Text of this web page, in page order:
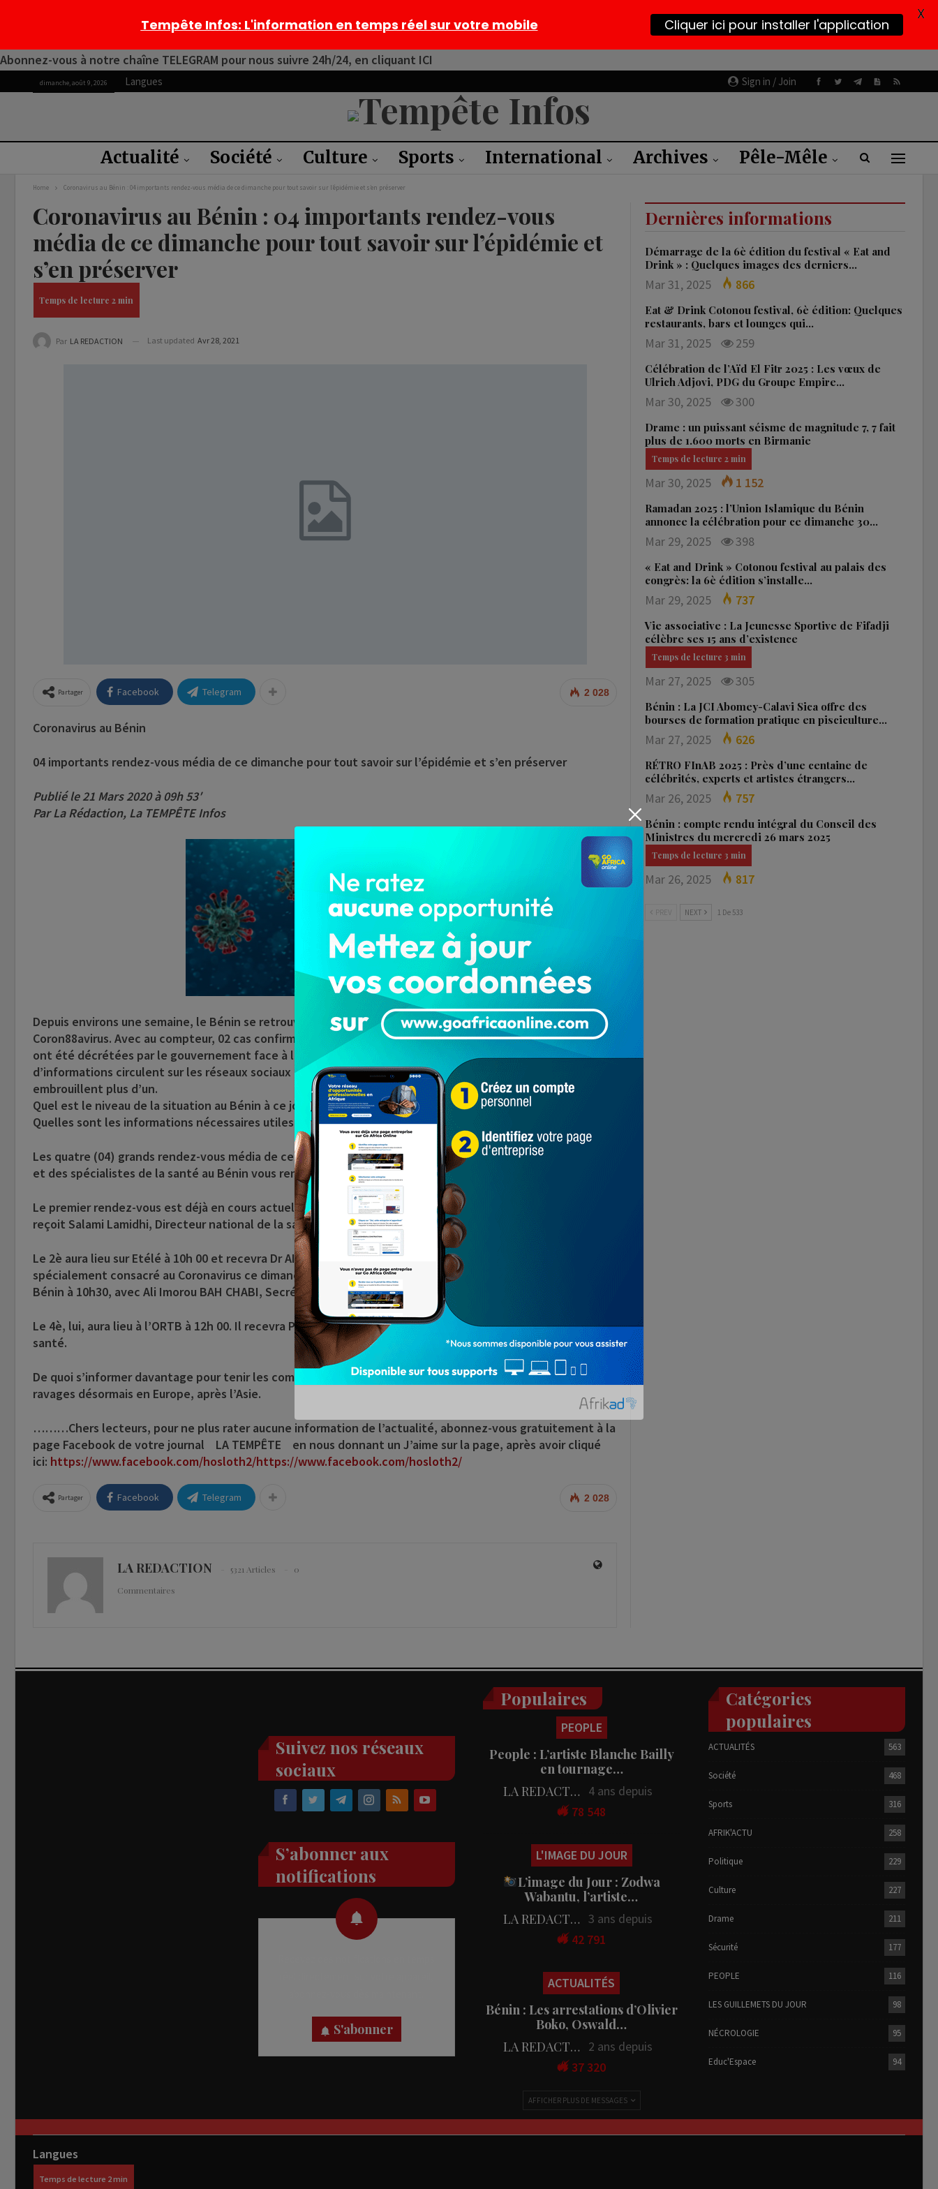
Abonnez-vous à notre chaîne TELEGRAM pour nous suivre 24h/24, en cliquant ICI
Sign in / Join
dimanche, août 9, 2026 Langues
Actualité Société Culture Sports International Archives Pêle-Mêle
Home Coronavirus au Bénin : 04 importants rendez-vous média de ce dimanche pour tout savoir sur l’épidémie et s’en préserver
Coronavirus au Bénin : 04 importants rendez-vous
média de ce dimanche pour tout savoir sur l’épidémie et
s’en préserver
Par LA REDACTION Last updated Avr 28, 2021
2 028
Partager Facebook Telegram
Coronavirus au Bénin
04 importants rendez-vous média de ce dimanche pour tout savoir sur l’épidémie et s’en préserver
Publié le 21 Mars 2020 à 09h 53′
Par La Rédaction, La TEMPÊTE Infos
Depuis environs une semaine, le Bénin se retrouve dans le cercle des pays touchés par l’épidémie du
Coron88avirus. Avec au compteur, 02 cas confirmés officiellement sur notre territoire, plusieurs mesures
ont été décrétées par le gouvernement face à l’épidémie. Si au même moment que beaucoup
d’informations circulent sur les réseaux sociaux au Bénin, plusieurs infox (informations d’intoxications)
embrouillent plus d’un.
Quel est le niveau de la situation au Bénin à ce jour ?
Quelles sont les informations nécessaires utiles dont il faut disposer, pour lutter contre la maladie ?
Les quatre (04) grands rendez-vous média de ce dimanche 22 mars 2020 qui seront assistés par des experts
et des spécialistes de la santé au Bénin vous renseignent sur tout, concernant le Coronavirus au Bénin.
Le premier rendez-vous est déjà en cours actuellement. Il se déroule sur la Radio nationale à 9h 00 et
reçoit Salami Lamidhi, Directeur national de la santé publique.
Le 2è aura lieu sur Etélé à 10h 00 et recevra Dr AISSI Melchior, CNLS/TP. Quant au 3è rendez-vous média
spécialement consacré au Coronavirus ce dimanche, il aura lieu sur « Zone franche » de la télévision Canal 3
Bénin à 10h30, avec Ali Imorou BAH CHABI, Secrétaire général du ministère de la santé.
Le 4è, lui, aura lieu à l’ORTB à 12h 00. Il recevra Petas AKOGBETO, Directeur de Cabinet du ministère de la
santé.
De quoi s’informer davantage pour tenir les comportements recommandés, face à l’épidémie qui fait des
ravages désormais en Europe, après l’Asie.
………Chers lecteurs, pour ne plus rater aucune information de l’actualité, abonnez-vous gratuitement à la
page Facebook de votre journal LA TEMPÊTE en nous donnant un J’aime sur la page, après avoir cliqué
ici: https://www.facebook.com/hosloth2/https://www.facebook.com/hosloth2/
2 028
Partager Facebook Telegram
LA REDACTION 5321 Articles
0
Commentaires
Dernières informations
Démarrage de la 6è édition du festival « Eat and
Drink » : Quelques images des derniers…
Mar 31, 2025 866
Eat & Drink Cotonou festival, 6è édition: Quelques
restaurants, bars et lounges qui…
Mar 31, 2025 259
Célébration de l’Aïd El Fitr 2025 : Les vœux de
Ulrich Adjovi, PDG du Groupe Empire…
Mar 30, 2025 300
Drame : un puissant séisme de magnitude 7, 7 fait
plus de 1.600 morts en Birmanie
Mar 30, 2025 1 152
Ramadan 2025 : l’Union Islamique du Bénin
annonce la célébration pour ce dimanche 30…
Mar 29, 2025 398
« Eat and Drink » Cotonou festival au palais des
congrès: la 6è édition s’installe…
Mar 29, 2025 737
Vie associative : La Jeunesse Sportive de Fifadji
célèbre ses 15 ans d’existence
Mar 27, 2025 305
Bénin : La JCI Abomey-Calavi Sica offre des
bourses de formation pratique en pisciculture…
Mar 27, 2025 626
RÉTRO FInAB 2025 : Près d’une centaine de
célébrités, experts et artistes étrangers…
Mar 26, 2025 757
Bénin : compte rendu intégral du Conseil des
Ministres du mercredi 26 mars 2025
Mar 26, 2025 817
NEXT 1 De 533
Suivez nos réseaux
sociaux
S’abonner aux
notifications
S'abonner
Populaires
PEOPLE
People : L’artiste Blanche Bailly
en tournage…
LA REDACTION
4 ans depuis
78 548
L'IMAGE DU JOUR
L’image du Jour : Zodwa
Wabantu, l’artiste…
LA REDACTION 3 ans depuis
42 791
ACTUALITÉS
Bénin : Les arrestations d’Olivier
Boko, Oswald…
LA REDACTION
2 ans depuis
37 320
AFFICHER PLUS DE MESSAGES
Catégories
populaires
ACTUALITÉS 563
Société 468
Sports 316
AFRIK'ACTU 258
Politique 229
Culture 227
Drame 211
Sécurité 177
PEOPLE 116
LES GUILLEMETS DU JOUR 98
NÉCROLOGIE 95
Educ'Espace 94
Langues
Tempête Infos: L'information en temps réel sur votre mobile Cliquer ici pour installer l'application
X